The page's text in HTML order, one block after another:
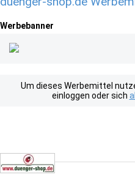
Werbebanner
Um dieses Werbemittel
einloggen oder sich